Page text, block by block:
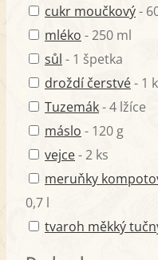
cukr moučkový-
mléko - 250 ml
sůl - 1 špetka
droždí čerstvé- 1
Tuzemák- 4 lžíce
máslo - 120 g
vejce- 2 ks
meruňky
0,7 l
tvaroh měkký